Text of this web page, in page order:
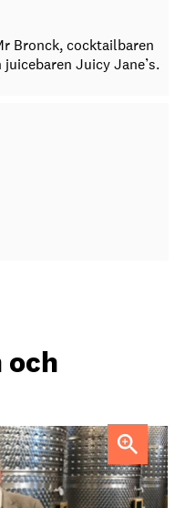
Bronck, cocktailbaren
juicebaren Juicy Jane’s.
och
den svenska